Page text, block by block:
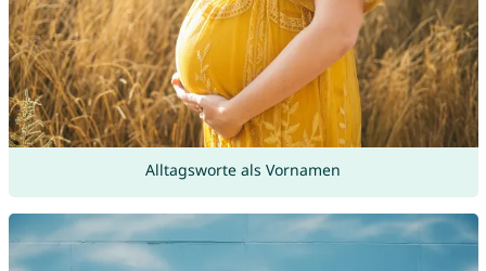
Alltagsworte als Vornamen